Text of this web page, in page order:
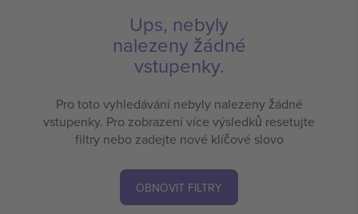
Ups, nebyly
nalezeny žádné
vstupenky.
Pro toto vyhledávání nebyly nalezeny žádné
vstupenky. Pro zobrazení více výsledků resetujte
filtry nebo zadejte nové klíčové slovo
OBNOVIT FILTRY